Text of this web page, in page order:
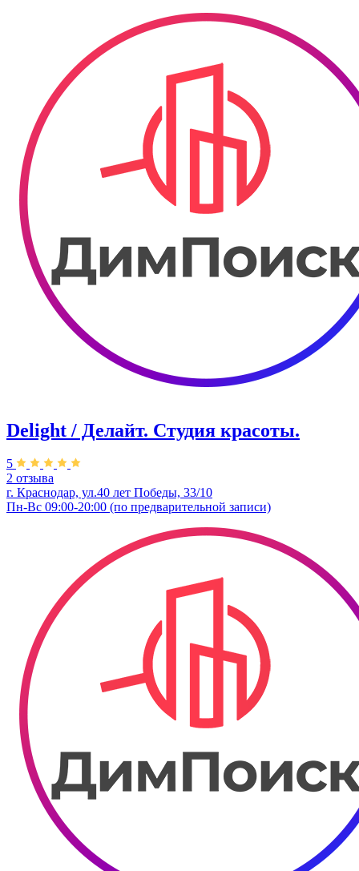
Delight / Делайт. Студия красоты.
5
2 отзыва
г. Краснодар, ул.40 лет Победы, 33/10
Пн-Вс 09:00-20:00 (по предварительной записи)